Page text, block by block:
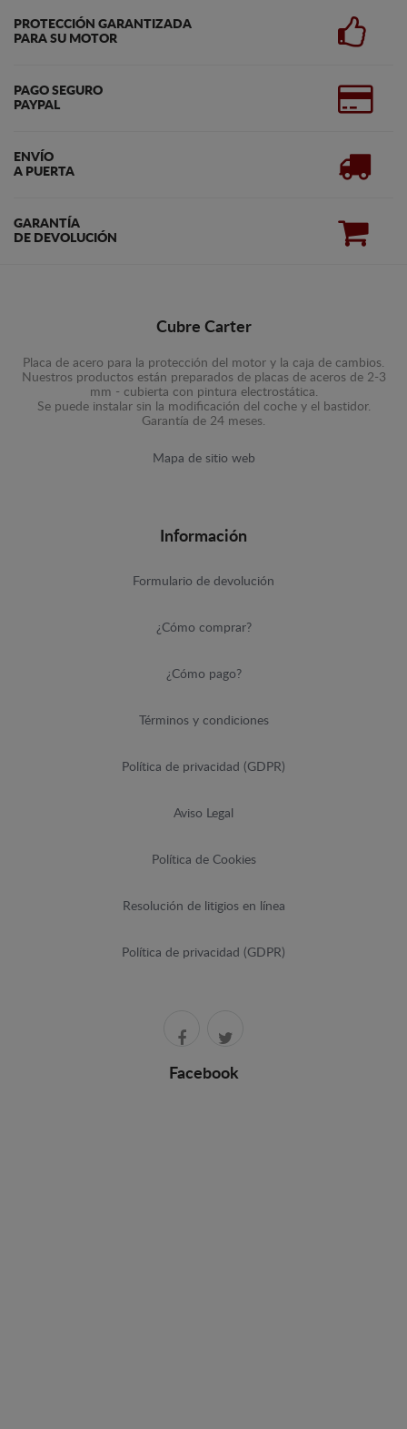
PROTECCIÓN GARANTIZADA
PARA SU MOTOR
PAGO SEGURO
PAYPAL
ENVÍO
A PUERTA
GARANTÍA
DE DEVOLUCIÓN
Cubre Carter
Placa de acero para la protección del motor y la caja de cambios.
Nuestros productos están preparados de placas de aceros de 2-3
mm - cubierta con pintura electrostática.
Se puede instalar sin la modificación del coche y el bastidor.
Garantía de 24 meses.
Mapa de sitio web
Información
Formulario de devolución
¿Cómo comprar?
¿Cómo pago?
Términos y condiciones
Política de privacidad (GDPR)
Aviso Legal
Política de Cookies
Resolución de litigios en línea
Política de privacidad (GDPR)
Facebook